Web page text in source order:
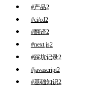
#产品2
#ci/cd2
#翻译2
#next.js2
#踩坑记录2
#javascript2
#基础知识2